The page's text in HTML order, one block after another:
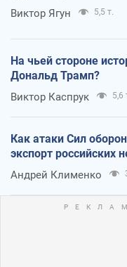
Виктор Ягун 5,5 т.
На чьей стороне
Дональд Трамп?
Виктор Каспрук 5,6
Как атаки Сил
экспорт российских
Андрей Клименко